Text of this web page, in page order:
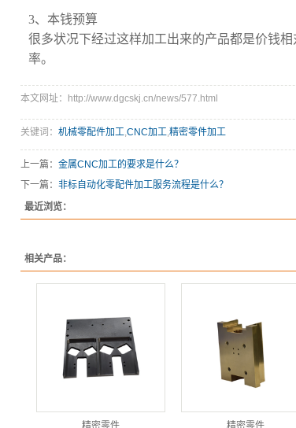
3、本钱预算
很多状况下经过这样加工出来的产品都是价钱
率。
本文网址：http://www.dgcskj.cn/news/577.html
关键词： 机械零配件加工,CNC加工,精密零件加工
上一篇： 金属CNC加工的要求是什么？
下一篇： 非标自动化零配件加工服务流程是什么？
最近浏览：
相关产品：
精密零件 精密零件